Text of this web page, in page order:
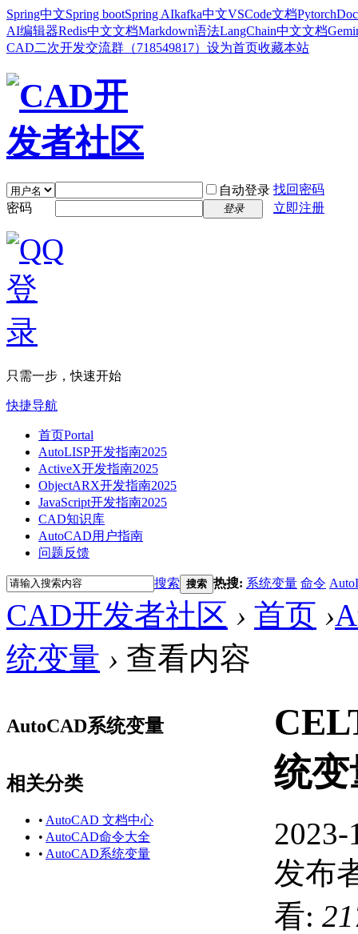
Spring中文Spring bootSpring AIkafka中文VSCode文档Pytorch
AI编辑器Redis中文文档Markdown语法LangChain中文文档
CAD二次开发交流群（718549817） 设为首页收藏本站
自动登录 找回密码
密码
登录 立即注册
只需一步，快速开始
快捷导航
首页Portal
AutoLISP开发指南2025
ActiveX开发指南2025
ObjectARX开发指南2025
JavaScript开发指南2025
CAD知识库
AutoCAD用户指南
问题反馈
搜索 搜索 热搜: 系统变量 命令
CAD开发者社区 › 首页 ›
统变量 › 查看内容
AutoCAD系统变量
相关分类
• AutoCAD 文档中心
• AutoCAD命令大全
• AutoCAD系统变量
统
2023-
发布
看: